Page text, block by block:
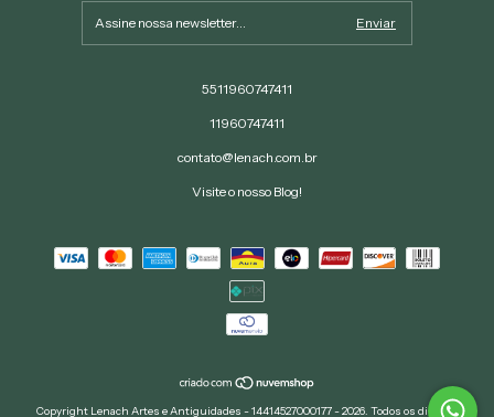
5511960747411
11960747411
contato@lenach.com.br
Visite o nosso Blog!
Copyright Lenach Artes e Antiguidades - 14414527000177 - 2026. Todos os direitos